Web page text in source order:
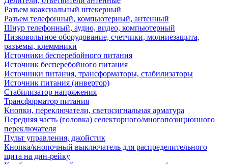
Разъем коаксиальный штекерный
Разъем телефонный, компьютерный, антенный
Шнур телефонный, аудио, видео, компьютерный
Низковольтное оборудование, счетчики, молниезащита,
разъемы, клеммники
Источники бесперебойного питания
Источник бесперебойного питания
Источники питания, трансформаторы, стабилизаторы
Источник питания (инвертор)
Стабилизатор напряжения
Трансформатор питания
Кнопки, переключатели, светосигнальная арматура
Передняя часть (головка) селекторного/многопозиционного
переключателя
Пульт управления, джойстик
Кнопка/кнопочный выключатель для распределительного
щита на дин-рейку